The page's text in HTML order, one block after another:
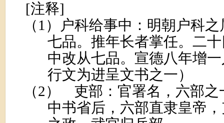
[注释]
（1）
户科给事中：明朝户科
七品。推年长者掌任。二
中改从七品。宣德八年增
行文为进呈文书之一）
（2）
吏部：官署名，六部
中书省后，六部直隶皇帝